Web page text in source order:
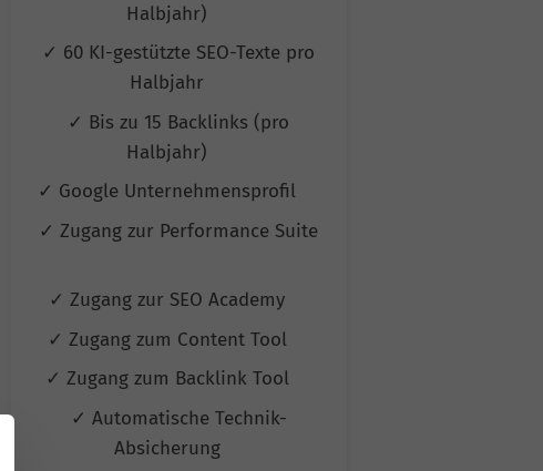
Halbjahr)
✓ 60 KI-gestützte SEO-Texte pro
Halbjahr
✓ Bis zu 15 Backlinks (pro
Halbjahr)
✓ Google Unternehmensprofil
✓ Zugang zur Performance Suite
✓ Zugang zur SEO Academy
✓ Zugang zum Content Tool
✓ Zugang zum Backlink Tool
✓ Automatische Technik-
Absicherung